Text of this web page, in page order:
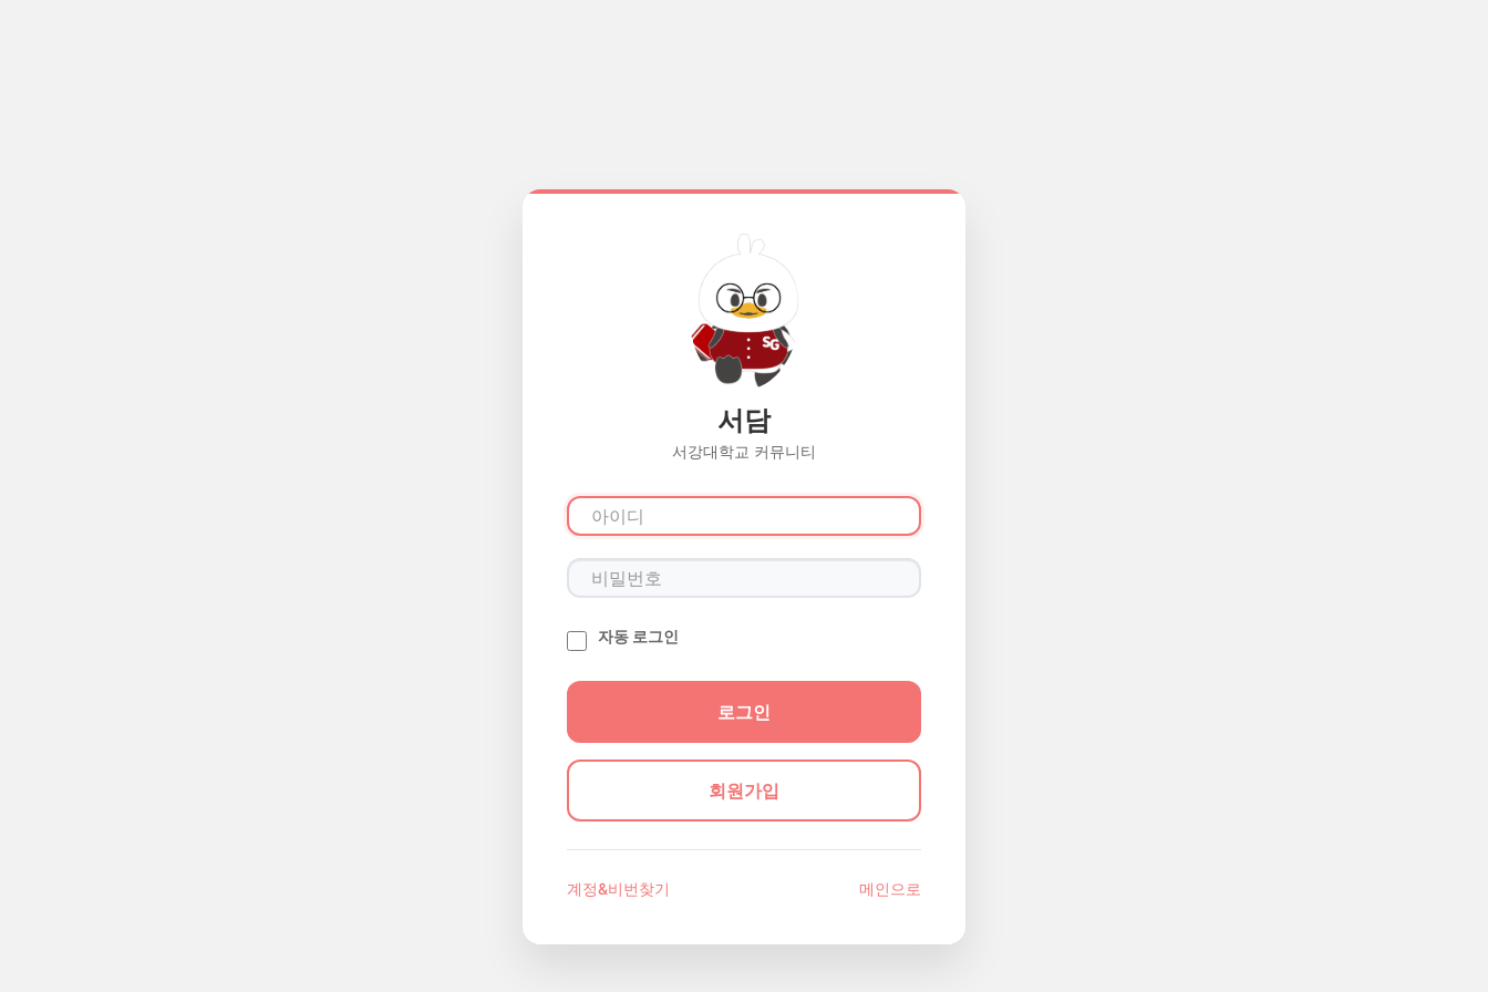
서담
서강대학교 커뮤니티
자동 로그인
회원가입
계정&비번찾기 메인으로